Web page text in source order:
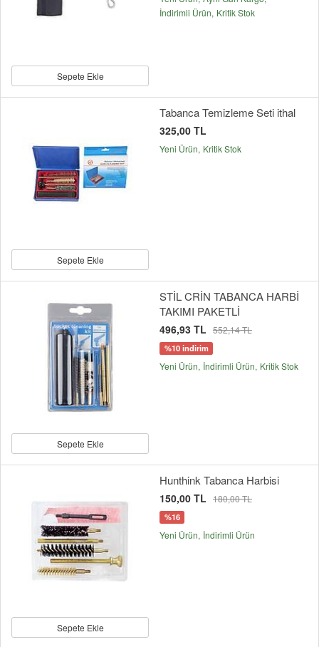
Sepete Ekle
İndirimli Ürün Kritik Stok
Sepete Ekle
Tabanca Temizleme Seti ithal
325,00 TL
Yeni Ürün Kritik Stok
Sepete Ekle
STİL CRİN TABANCA HARBİ
TAKIMI PAKETLİ
496,93 TL 552,14 TL
%10 indirim
Yeni Ürün İndirimli Ürün Kritik Stok
Sepete Ekle
Hunthink Tabanca Harbisi
150,00 TL 180,00 TL
%16
Yeni Ürün İndirimli Ürün